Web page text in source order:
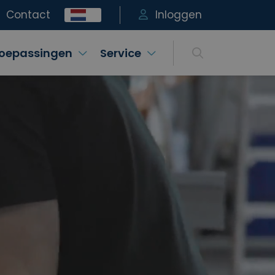
Contact Inloggen
Service